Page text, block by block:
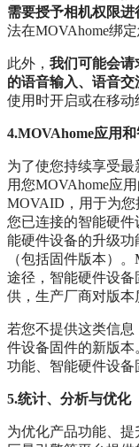
需要授予相机权限进
法在MOVAhome绑定
此外， 我们可能会请
的语音输入、语音交
使用时开启或在移动
4.MOVAhome应用
为了使您持续享受最
用您MOVAhome应
MOVAID，用于为您
您已连接的智能硬
能硬件设备的升级
（包括固件版本）
途径，智能硬件设
供，生产厂商对版本
若您不提供这类信息
件设备固件的新版本
功能、智能硬件设备
5.统计、分析与优化
为优化产品功能、提